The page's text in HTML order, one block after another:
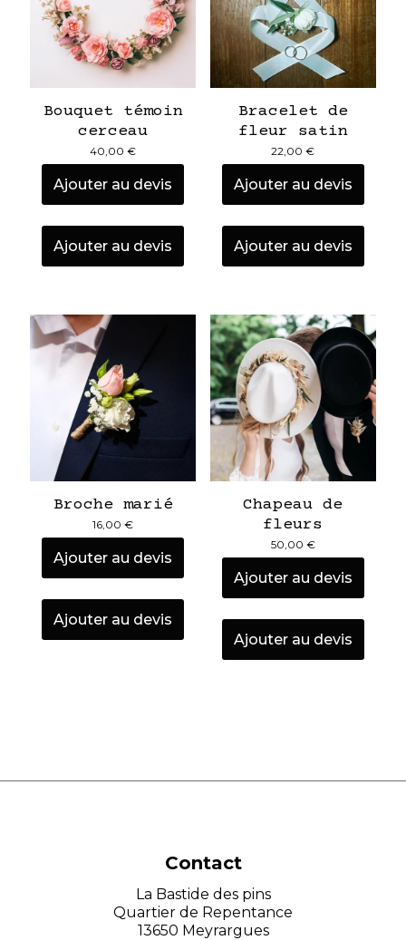
Bouquet témoin
cerceau
40,00€
Ajouter au devis
Ajouter au devis
Bracelet de
fleur satin
22,00€
Ajouter au devis
Ajouter au devis
Broche marié
16,00€
Ajouter au devis
Ajouter au devis
Chapeau de
fleurs
50,00 €
Ajouter au devis
Ajouter au devis
Contact
La Bastide des pins
Quartier de Repentance
13650 Meyrargues